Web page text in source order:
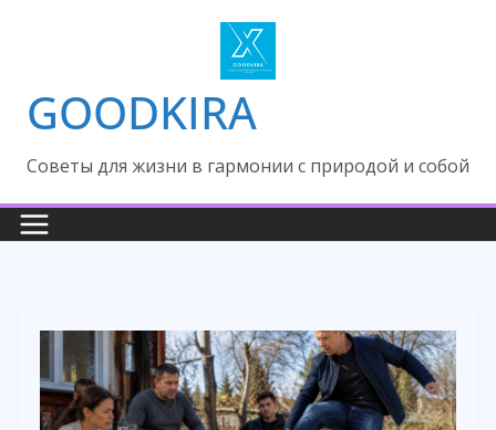
GOODKIRA
Cоветы для жизни в гармонии с природой и собой